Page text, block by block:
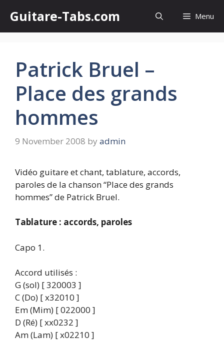
content
Guitare-Tabs.com Menu
Patrick Bruel –
Place des grands
hommes
9 November 2008 by admin
Vidéo guitare et chant, tablature, accords,
paroles de la chanson “Place des grands
hommes” de Patrick Bruel.
Tablature : accords, paroles
Capo 1.
Accord utilisés :
G (sol) [ 320003 ]
C (Do) [ x32010 ]
Em (Mim) [ 022000 ]
D (Ré) [ xx0232 ]
Am (Lam) [ x02210 ]